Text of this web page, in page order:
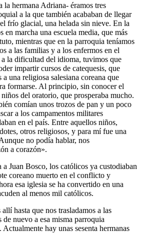
la hermana Adriana- éramos tres
a la que también acababan de llegar
frío glacial, una helada sin nieve. En la
en marcha una escuela media, que más
mientras que en la parroquia teníamos
a las familias y a los enfermos en el
la dificultad del idioma, tuvimos que
impartir cursos de catequesis, que
una religiosa salesiana coreana que
formarse. Al principio, sin conocer el
del oratorio, que prosperaba mucho.
comían unos trozos de pan y un poco
a los campamentos militares
en el país. Entre aquellos niños,
otros religiosos, y para mí fue una
no podía hablar, nos
a corazón».
Juan Bosco, los católicos ya custodiaban
coreano muerto en el conflicto y
esa iglesia se ha convertido en una
al menos mil católicos.
hasta que nos trasladamos a las
de nuevo a esa misma parroquia
hay unas sesenta hermanas